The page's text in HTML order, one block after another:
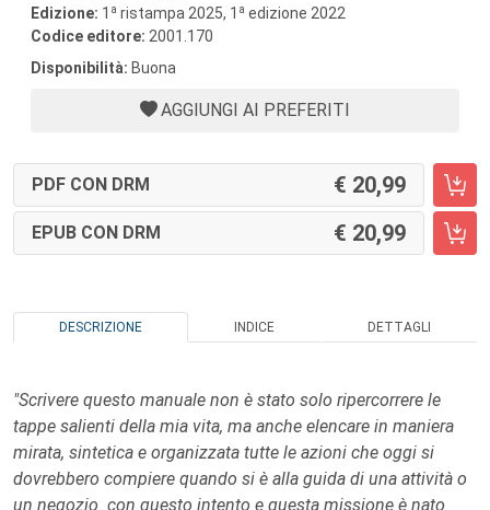
Edizione: 1 a ristampa 2025, 1 a edizione 2022
Codice editore: 2001.170
Disponibilità: Buona
AGGIUNGI AI PREFERITI
PDF CON DRM 20,99
EPUB CON DRM 20,99
DESCRIZIONE INDICE DETTAGLI
"Scrivere questo manuale non è stato solo ripercorrere le
tappe salienti della mia vita, ma anche elencare in maniera
mirata, sintetica e organizzata tutte le azioni che oggi si
dovrebbero compiere quando si è alla guida di una attività o
un negozio. con questo intento e questa missione è nato